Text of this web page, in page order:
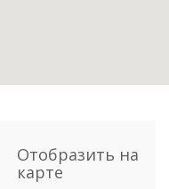
Отобразить на
карте